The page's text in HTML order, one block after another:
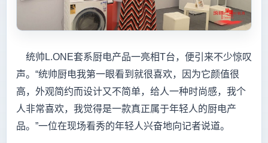
统帅L.ONE套系厨电产品一亮相T台，便引来不少惊叹
声。“统帅厨电我第一眼看到就很喜欢，因为它颜值很
高，外观简约而设计又不简单，给人一种时尚感，我个
人非常喜欢，我觉得是一款真正属于年轻人的厨电产
品。”一位在现场看秀的年轻人兴奋地向记者说道。